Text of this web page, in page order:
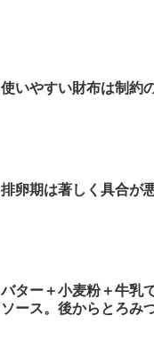
使いやすい財布は制約
排卵期は著しく具合が
バター＋小麦粉＋牛乳
ソース。後からとろみ